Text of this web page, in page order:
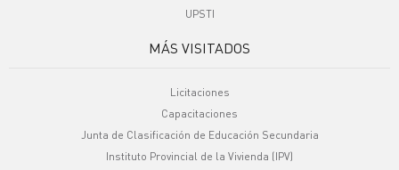
UPSTI
MÁS VISITADOS
Licitaciones
Capacitaciones
Junta de Clasificación de Educación Secundaria
Instituto Provincial de la Vivienda (IPV)